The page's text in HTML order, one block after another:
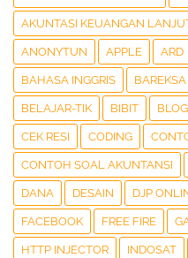
AKUNTASI KEUANGAN
ANONYTUN APPLE ARD
BAHASA INGGRIS BAREKSA
BELAJAR-TIK BIBIT BLOG
CEK RESI CODING
CONTOH SOAL AKUNTANSI
DANA DESAIN DJP
FACEBOOK FREE FIRE
HTTP INJECTOR INDOSAT